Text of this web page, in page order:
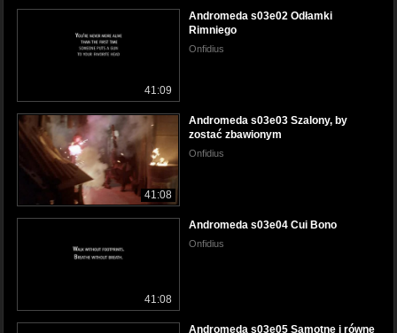
41:09
Andromeda s03e02 Odłamki
Rimniego
Onfidius
41:08
Andromeda s03e03 Szalony, by
zostać zbawionym
Onfidius
41:08
Andromeda s03e04 Cui Bono
Onfidius
Andromeda s03e05 Samotne i równe